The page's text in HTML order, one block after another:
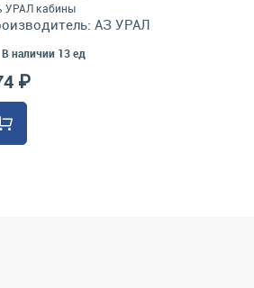
УРАЛ кабины
АЗ УРАЛ
В наличии 13 ед
₽